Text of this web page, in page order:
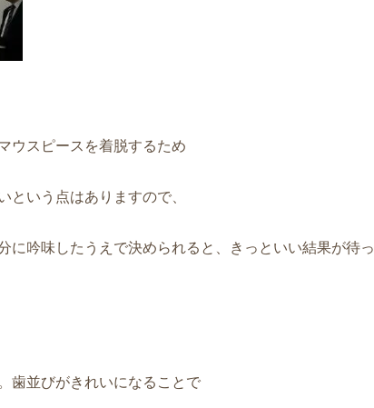
ウスピースを着脱するため
という点はありますので、
に吟味したうえで決められると、きっといい結果が待っ
歯並びがきれいになることで